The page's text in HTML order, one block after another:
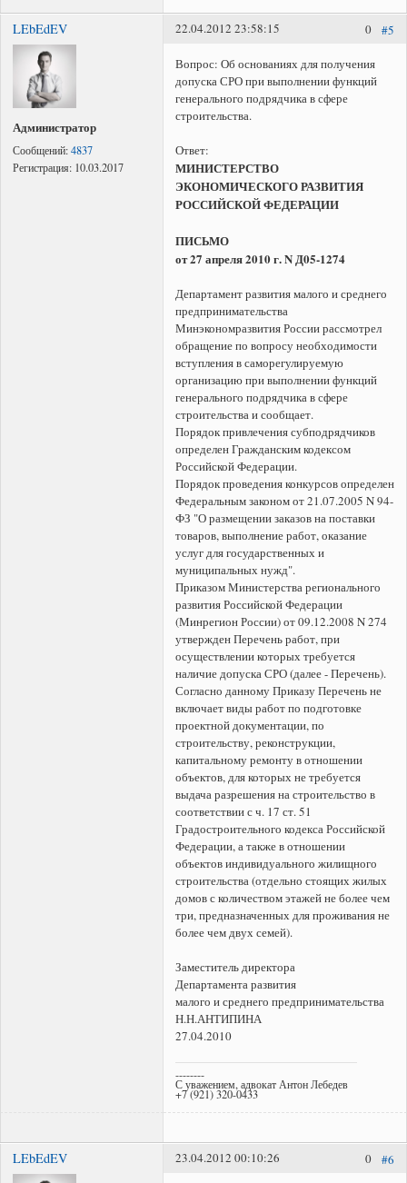
LEbEdEV
Администратор
Сообщений:4837
Регистрация: 10.03.2017
#5
0
22.04.2012 23:58:15
Вопрос: Об основаниях для получения
допуска СРО при выполнении функций
генерального подрядчика в сфере
строительства.
Ответ:
МИНИСТЕРСТВО
ЭКОНОМИЧЕСКОГО РАЗВИТИЯ
РОССИЙСКОЙ ФЕДЕРАЦИИ
ПИСЬМО
от 27 апреля 2010 г. N Д05-1274
Департамент развития малого и среднего
предпринимательства
Минэкономразвития России рассмотрел
обращение по вопросу необходимости
вступления в саморегулируемую
организацию при выполнении функций
генерального подрядчика в сфере
строительства и сообщает.
Порядок привлечения субподрядчиков
определен Гражданским кодексом
Российской Федерации.
Порядок проведения конкурсов определен
Федеральным законом от 21.07.2005 N 94-
ФЗ "О размещении заказов на поставки
товаров, выполнение работ, оказание
услуг для государственных и
муниципальных нужд".
Приказом Министерства регионального
развития Российской Федерации
(Минрегион России) от 09.12.2008 N 274
утвержден Перечень работ, при
осуществлении которых требуется
наличие допуска СРО (далее - Перечень).
Согласно данному Приказу Перечень не
включает виды работ по подготовке
проектной документации, по
строительству, реконструкции,
капитальному ремонту в отношении
объектов, для которых не требуется
выдача разрешения на строительство в
соответствии с ч. 17 ст. 51
Градостроительного кодекса Российской
Федерации, а также в отношении
объектов индивидуального жилищного
строительства (отдельно стоящих жилых
домов с количеством этажей не более чем
три, предназначенных для проживания не
более чем двух семей).
Заместитель директора
Департамента развития
малого и среднего предпринимательства
Н.Н.АНТИПИНА
27.04.2010
--------
С уважением, адвокат Антон Лебедев
+7 (921) 320-0433
LEbEdEV #6
0
23.04.2012 00:10:26